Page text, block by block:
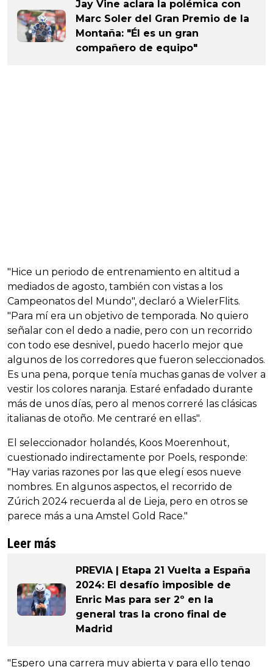
Jay Vine aclara la polémica con
Marc Soler del Gran Premio de la
Montaña: "Él es un gran
compañero de equipo"
"Hice un periodo de entrenamiento en altitud a
mediados de agosto, también con vistas a los
Campeonatos del Mundo", declaró a WielerFlits.
"Para mí era un objetivo de temporada. No quiero
señalar con el dedo a nadie, pero con un recorrido
con todo ese desnivel, puedo hacerlo mejor que
algunos de los corredores que fueron seleccionados.
Es una pena, porque tenía muchas ganas de volver a
vestir los colores naranja. Estaré enfadado durante
más de unos días, pero al menos correré las clásicas
italianas de otoño. Me centraré en ellas".
El seleccionador holandés, Koos Moerenhout,
cuestionado indirectamente por Poels, responde:
"Hay varias razones por las que elegí esos nueve
nombres. En algunos aspectos, el recorrido de
Zúrich 2024 recuerda al de Lieja, pero en otros se
parece más a una Amstel Gold Race."
Leer más
PREVIA | Etapa 21 Vuelta a España
2024: El desafío imposible de
Enric Mas para ser 2º en la
general tras la crono final de
Madrid
"Espero una carrera muy abierta y para ello tengo